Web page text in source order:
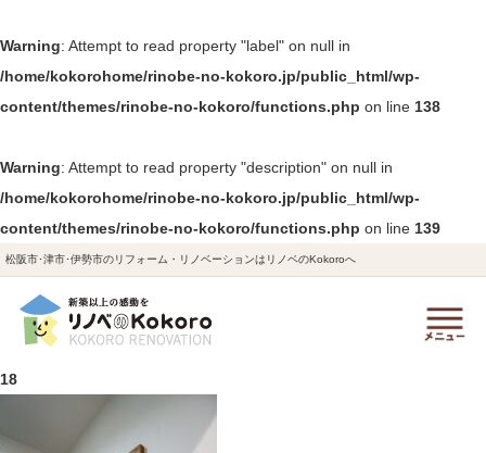
Warning: Attempt to read property "label" on null in
/home/kokorohome/rinobe-no-kokoro.jp/public_html/wp-
content/themes/rinobe-no-kokoro/functions.php on line 138
Warning: Attempt to read property "description" on null in
/home/kokorohome/rinobe-no-kokoro.jp/public_html/wp-
content/themes/rinobe-no-kokoro/functions.php on line 139
松阪市･津市･伊勢市のリフォーム・リノベーションはリノベのKokoroへ
18